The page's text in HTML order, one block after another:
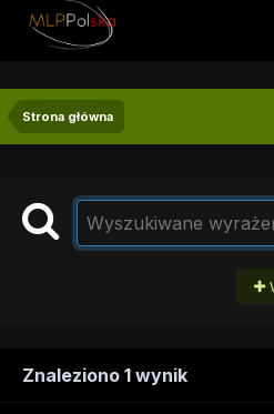
Strona główna
Znaleziono 1 wynik